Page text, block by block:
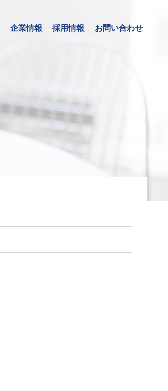
企業情報 採用情報 お問い合わせ